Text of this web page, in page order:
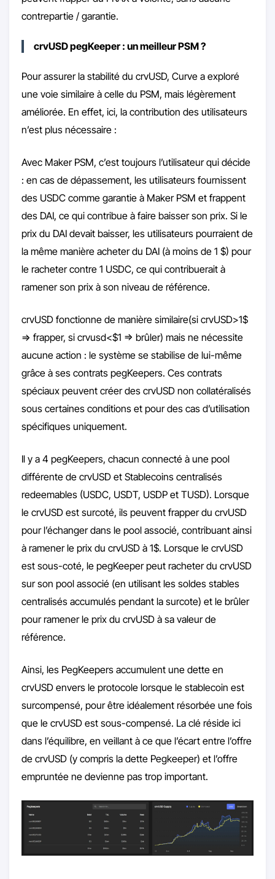
contrepartie / garantie.
crvUSD pegKeeper : un meilleur PSM ?
Pour assurer la stabilité du crvUSD, Curve a exploré
une voie similaire à celle du PSM, mais légèrement
améliorée. En effet, ici, la contribution des utilisateurs
n’est plus nécessaire :
Avec Maker PSM, c’est toujours l’utilisateur qui décide
: en cas de dépassement, les utilisateurs fournissent
des USDC comme garantie à Maker PSM et frappent
des DAI, ce qui contribue à faire baisser son prix. Si le
prix du DAI devait baisser, les utilisateurs pourraient de
la même manière acheter du DAI (à moins de 1 $) pour
le racheter contre 1 USDC, ce qui contribuerait à
ramener son prix à son niveau de référence.
crvUSD fonctionne de manière similaire(si crvUSD>1$
=> frapper, si crvusd<$1 => brûler) mais ne nécessite
aucune action : le système se stabilise de lui-même
grâce à ses contrats pegKeepers. Ces contrats
spéciaux peuvent créer des crvUSD non collatéralisés
sous certaines conditions et pour des cas d’utilisation
spécifiques uniquement.
Il y a 4 pegKeepers, chacun connecté à une pool
différente de crvUSD et Stablecoins centralisés
redeemables (USDC, USDT, USDP et TUSD). Lorsque
le crvUSD est surcoté, ils peuvent frapper du crvUSD
pour l’échanger dans le pool associé, contribuant ainsi
à ramener le prix du crvUSD à 1$. Lorsque le crvUSD
est sous-coté, le pegKeeper peut racheter du crvUSD
sur son pool associé (en utilisant les soldes stables
centralisés accumulés pendant la surcote) et le brûler
pour ramener le prix du crvUSD à sa valeur de
référence.
Ainsi, les PegKeepers accumulent une dette en
crvUSD envers le protocole lorsque le stablecoin est
surcompensé, pour être idéalement résorbée une fois
que le crvUSD est sous-compensé. La clé réside ici
dans l’équilibre, en veillant à ce que l’écart entre l’offre
de crvUSD (y compris la dette Pegkeeper) et l’offre
empruntée ne devienne pas trop important.